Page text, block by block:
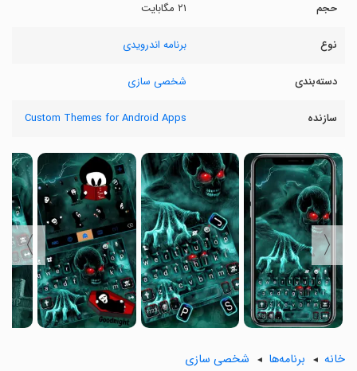
حجم ۲۱ مگابایت
نوع برنامه اندرویدی
دسته‌بندی شخصی سازی
سازنده Custom Themes for Android Apps
〈
〉
خانه برنامه‌ها شخصی سازی